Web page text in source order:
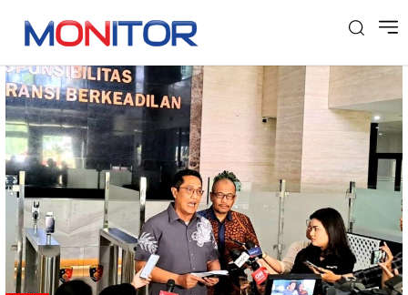
Tag: Penodaan Agama